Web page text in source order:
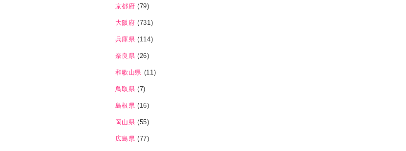
京都府 (79)
大阪府 (731)
兵庫県 (114)
奈良県 (26)
和歌山県 (11)
鳥取県 (7)
島根県 (16)
岡山県 (55)
広島県 (77)